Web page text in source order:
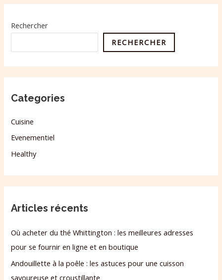
Rechercher
RECHERCHER
Categories
Cuisine
Evenementiel
Healthy
Articles récents
Où acheter du thé Whittington : les meilleures adresses
pour se fournir en ligne et en boutique
Andouillette à la poêle : les astuces pour une cuisson
savoureuse et croustillante